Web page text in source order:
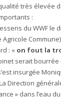
très élevée
:
du WWF le
Agricole
: « on fout la
serait
insurgée
Direction
» dans l’eau